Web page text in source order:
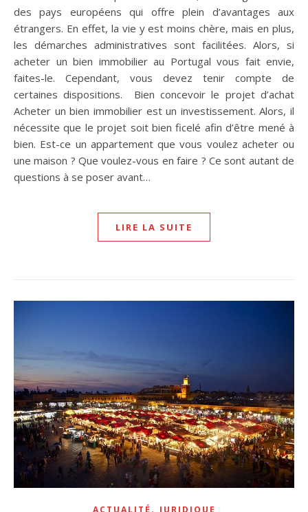
des pays européens qui offre plein d’avantages aux
étrangers. En effet, la vie y est moins chère, mais en plus,
les démarches administratives sont facilitées. Alors, si
acheter un bien immobilier au Portugal vous fait envie,
faites-le. Cependant, vous devez tenir compte de
certaines dispositions. Bien concevoir le projet d’achat
Acheter un bien immobilier est un investissement. Alors, il
nécessite que le projet soit bien ficelé afin d’être mené à
bien. Est-ce un appartement que vous voulez acheter ou
une maison ? Que voulez-vous en faire ? Ce sont autant de
questions à se poser avant…
LIRE LA SUITE
ACTUALITÉ , JURIDIQUE